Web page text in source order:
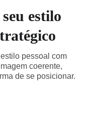
estilo
pessoal com
coerente,
de se posicionar.